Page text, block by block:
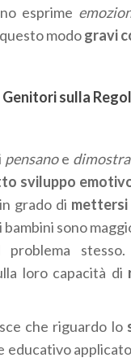
esprime
modogravi
Genitori sulla
pensanoe
sviluppo
grado di mettersi
sono
problema
loro capacità di
che riguardo lo